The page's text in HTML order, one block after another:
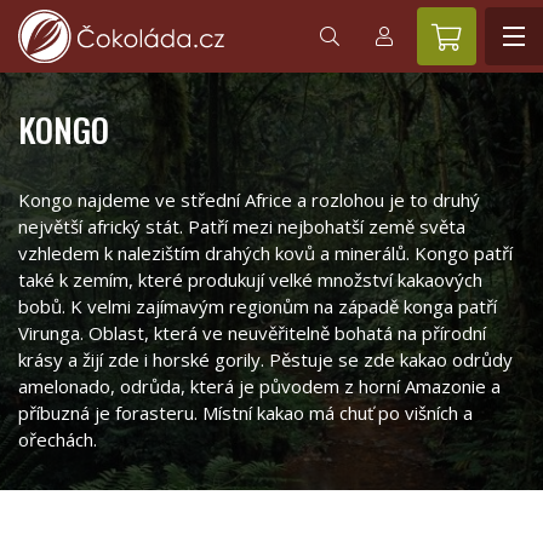
KONGO
Kongo najdeme ve střední Africe a rozlohou je to druhý
největší africký stát. Patří mezi nejbohatší země světa
vzhledem k nalezištím drahých kovů a minerálů. Kongo patří
také k zemím, které produkují velké množství kakaových
bobů. K velmi zajímavým regionům na západě konga patří
Virunga. Oblast, která ve neuvěřitelně bohatá na přírodní
krásy a žijí zde i horské gorily. Pěstuje se zde kakao odrůdy
amelonado, odrůda, která je původem z horní Amazonie a
příbuzná je forasteru. Místní kakao má chuť po višních a
ořechách.